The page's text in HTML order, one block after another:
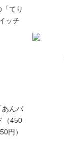
てり
ッチ
あんバ
（450
円）